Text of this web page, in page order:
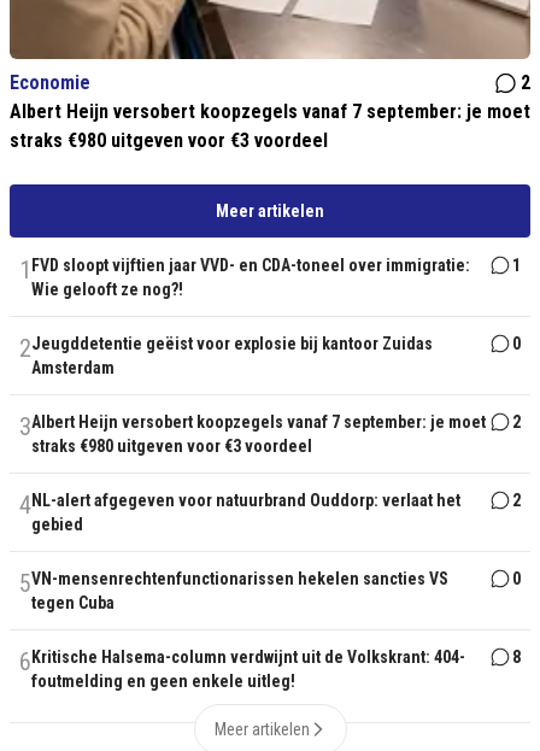
Economie
2
Albert Heijn versobert koopzegels vanaf 7 september: je moet
straks €980 uitgeven voor €3 voordeel
Meer artikelen
1 FVD sloopt vijftien jaar VVD- en CDA-toneel over immigratie:
Wie gelooft ze nog?!
1
2Jeugddetentie geëist voor explosie bij kantoor Zuidas
Amsterdam
0
3Albert Heijn versobert koopzegels vanaf 7 september: je moet
straks €980 uitgeven voor €3 voordeel
2
4NL-alert afgegeven voor natuurbrand Ouddorp: verlaat het
gebied
2
5VN-mensenrechtenfunctionarissen hekelen sancties VS
tegen Cuba
0
6 Kritische Halsema-column verdwijnt uit de Volkskrant: 404-
foutmelding en geen enkele uitleg!
8
Meer artikelen